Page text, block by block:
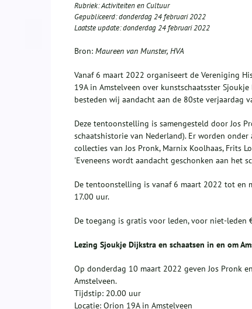
Rubriek:Activiteiten en Cultuur
Gepubliceerd:donderdag 24 februari 2022
Laatste update:donderdag 24 februari 2022
Bron: Maureen van Munster, HVA
Vanaf 6 maart 2022 organiseert de Vereniging
19A in Amstelveen over kunstschaatsster
besteden wij aandacht aan de 80ste verjaardag
Deze tentoonstelling is samengesteld door Jos
schaatshistorie van Nederland). Er worden
collecties van Jos Pronk, Marnix Koolhaas, Frits
'Eveneens wordt aandacht geschonken aan het
De tentoonstelling is vanaf 6 maart 2022 tot en
17.00 uur.
De toegang is gratis voor leden, voor niet-leden
Lezing Sjoukje Dijkstra en schaatsen in en om
Op donderdag 10 maart 2022 geven Jos Pronk
Amstelveen.
Tijdstip: 20.00 uur
Locatie: Orion 19A in Amstelveen